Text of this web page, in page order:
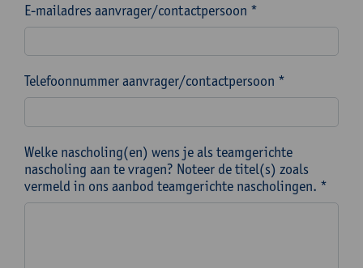
E-mailadres aanvrager/contactpersoon *
Telefoonnummer aanvrager/contactpersoon *
Welke nascholing(en) wens je als teamgerichte
nascholing aan te vragen? Noteer de titel(s) zoals
vermeld in ons aanbod teamgerichte nascholingen. *